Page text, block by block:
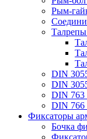
Рым-
Талрепы
DIN
DIN
DIN 763
DIN 766
Фиксаторы
Бочка